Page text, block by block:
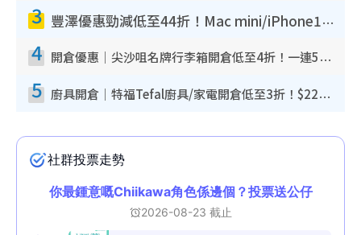
3 豐澤優惠勁減低至44折！Mac mini/iPhone17Pro大減價！廚房家電$220起
4 開倉優惠｜尖沙咀名牌行李箱開倉低至4折！一連5日 American Tourister/ace./Hallmark $200起！
5 廚具開倉｜特福Tefal廚具/家電開倉低至3折！$220起買平底鍋/炒鑊/湯煲！電飯煲/吸塵機/燙斗$418起